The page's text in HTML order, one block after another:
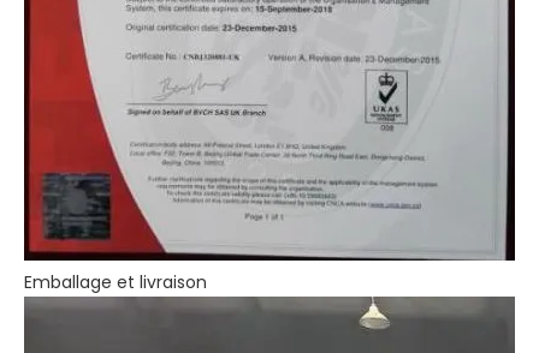
Emballage et livraison